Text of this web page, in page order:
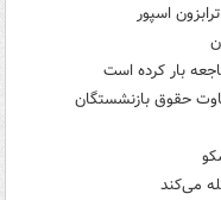
اسپور
بار کرده است
حقوق بازنشستگان